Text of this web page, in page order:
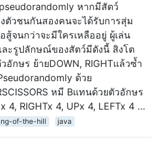
หากมีสัตว์
ตัวชนกันสองคนจะได้รับการสุ่ม
สู้จนกว่าจะมีใครเหลืออยู่ ผู้เล่น
ะรูปลักษณ์ของสัตว์มีดังนี้ สิงโต
อักษร ย้ายDOWN, RIGHTแล้วซ้ำ
ด้วย
หมี Bแทนด้วยตัวอักษร
4, RIGHTx 4, UPx 4, LEFTx 4 …
of-the-hill java